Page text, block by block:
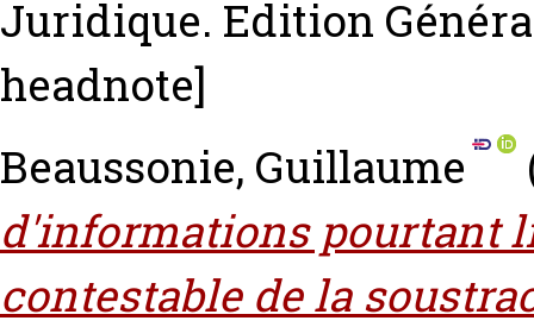
Juridique. Edition
headnote]
Beaussonie, Guillaume
d'informations pourtant
contestable de la